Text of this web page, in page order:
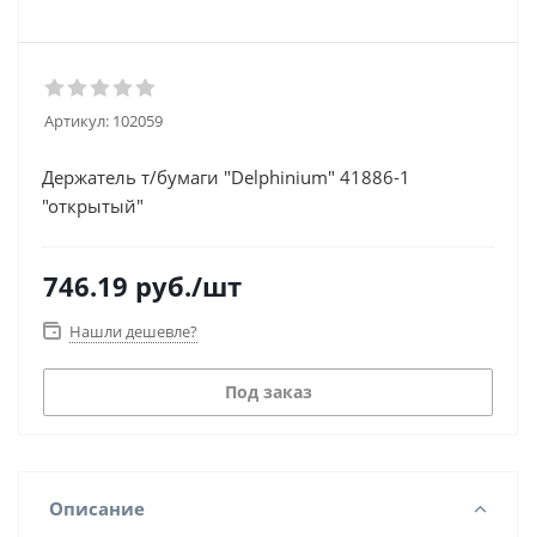
Артикул: 102059
Держатель т/бумаги "Delphinium" 41886-1
"открытый"
746.19 руб./шт
Нашли дешевле?
Под заказ
Описание